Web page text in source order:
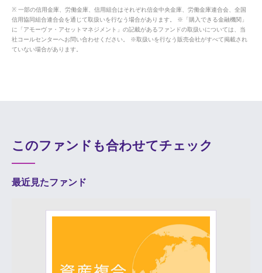
一部の信用金庫、労働金庫、信用組合はそれぞれ信金中央金庫、労働金庫連合会、全国
信用協同組合連合会を通じて取扱いを行なう場合があります。 ※「購入できる金融機関」
に「アモーヴァ・アセットマネジメント」の記載があるファンドの取扱いについては、当
社コールセンターへお問い合わせください。 ※取扱いを行なう販売会社がすべて掲載され
ていない場合があります。
このファンドも合わせてチェック
最近見たファンド